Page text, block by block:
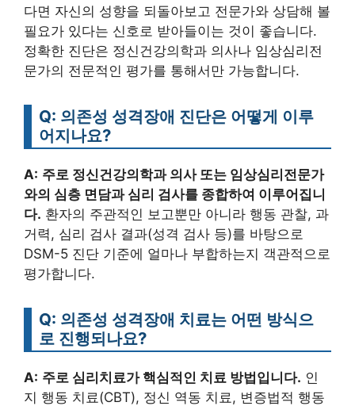
다면 자신의 성향을 되돌아보고 전문가와 상담해 볼
필요가 있다는 신호로 받아들이는 것이 좋습니다.
정확한 진단은 정신건강의학과 의사나 임상심리전
문가의 전문적인 평가를 통해서만 가능합니다.
Q: 의존성 성격장애 진단은 어떻게 이루
어지나요?
A: 주로 정신건강의학과 의사 또는 임상심리전문가
와의 심층 면담과 심리 검사를 종합하여 이루어집니
다. 환자의 주관적인 보고뿐만 아니라 행동 관찰, 과
거력, 심리 검사 결과(성격 검사 등)를 바탕으로
DSM-5 진단 기준에 얼마나 부합하는지 객관적으로
평가합니다.
Q: 의존성 성격장애 치료는 어떤 방식으
로 진행되나요?
A: 주로 심리치료가 핵심적인 치료 방법입니다. 인
지 행동 치료(CBT), 정신 역동 치료, 변증법적 행동